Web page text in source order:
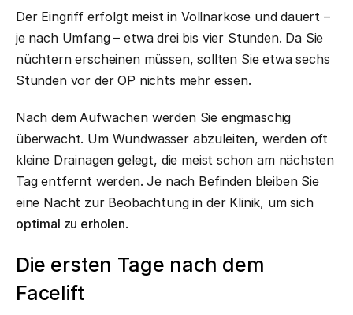
Der Eingriff erfolgt meist in Vollnarkose und dauert –
je nach Umfang – etwa drei bis vier Stunden. Da Sie
nüchtern erscheinen müssen, sollten Sie etwa sechs
Stunden vor der OP nichts mehr essen.
Nach dem Aufwachen werden Sie engmaschig
überwacht. Um Wundwasser abzuleiten, werden oft
kleine Drainagen gelegt, die meist schon am nächsten
Tag entfernt werden. Je nach Befinden bleiben Sie
eine Nacht zur Beobachtung in der Klinik, um sich
optimal zu erholen.
Die ersten Tage nach dem
Facelift